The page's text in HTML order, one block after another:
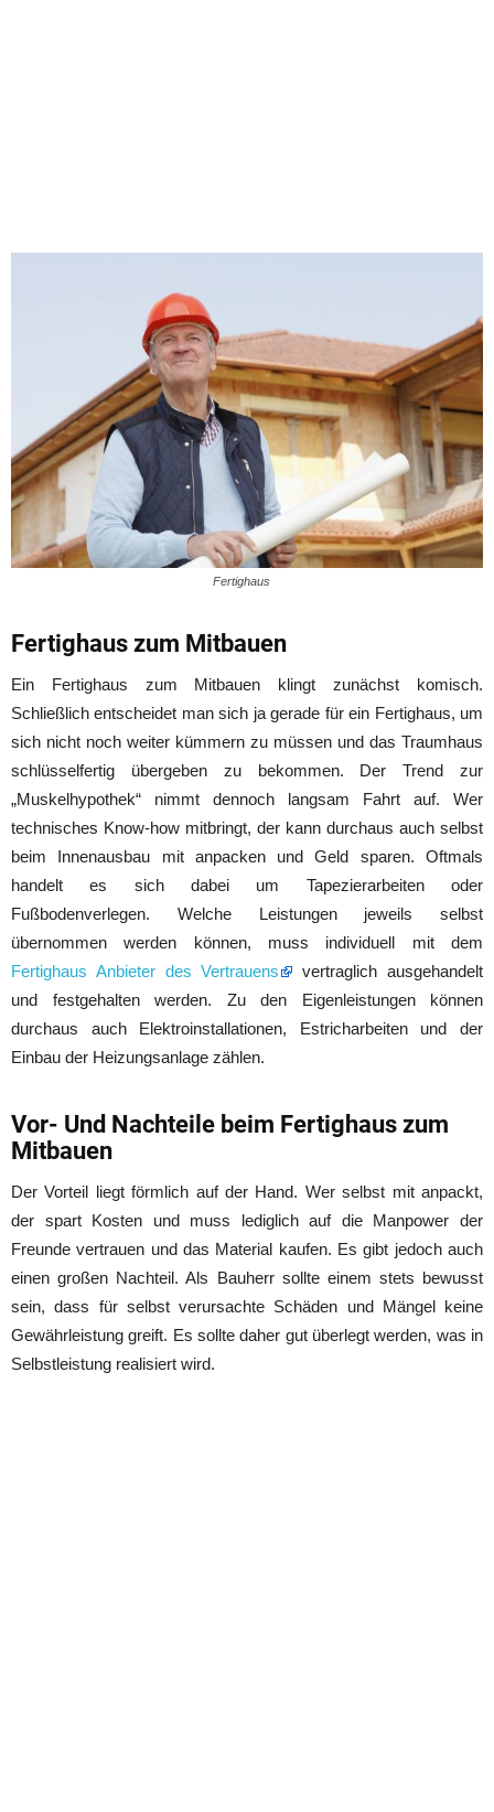
Fertighaus
Fertighaus zum Mitbauen
Ein Fertighaus zum Mitbauen klingt zunächst komisch.
Schließlich entscheidet man sich ja gerade für ein Fertighaus, um
sich nicht noch weiter kümmern zu müssen und das Traumhaus
schlüsselfertig übergeben zu bekommen. Der Trend zur
„Muskelhypothek“ nimmt dennoch langsam Fahrt auf. Wer
technisches Know-how mitbringt, der kann durchaus auch selbst
beim Innenausbau mit anpacken und Geld sparen. Oftmals
handelt es sich dabei um Tapezierarbeiten oder
Fußbodenverlegen. Welche Leistungen jeweils selbst
übernommen werden können, muss individuell mit dem
Fertighaus Anbieter des Vertrauens
vertraglich ausgehandelt
und festgehalten werden. Zu den Eigenleistungen können
durchaus auch Elektroinstallationen, Estricharbeiten und der
Einbau der Heizungsanlage zählen.
Vor- Und Nachteile beim Fertighaus zum
Mitbauen
Der Vorteil liegt förmlich auf der Hand. Wer selbst mit anpackt,
der spart Kosten und muss lediglich auf die Manpower der
Freunde vertrauen und das Material kaufen. Es gibt jedoch auch
einen großen Nachteil. Als Bauherr sollte einem stets bewusst
sein, dass für selbst verursachte Schäden und Mängel keine
Gewährleistung greift. Es sollte daher gut überlegt werden, was in
Selbstleistung realisiert wird.